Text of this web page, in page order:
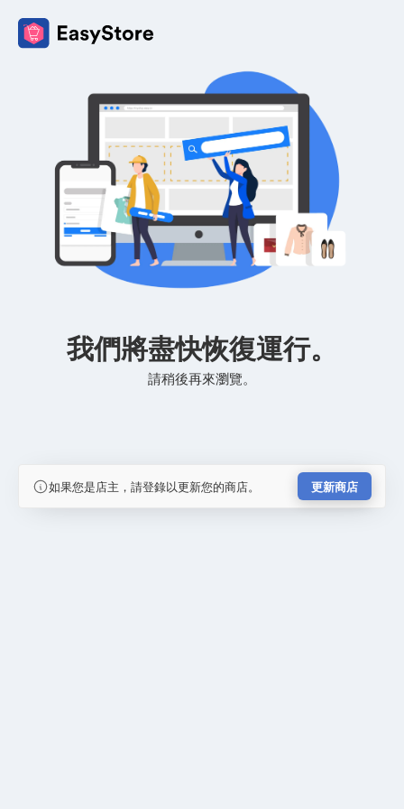
我們將盡快恢復運行。
請稍後再來瀏覽。
如果您是店主，請登錄以更新您的商店。 更新商店